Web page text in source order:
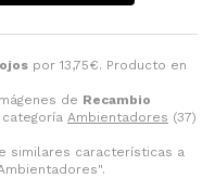
por 13,75€. Producto en
de Recambio
Ambientadores (37)
similares características a